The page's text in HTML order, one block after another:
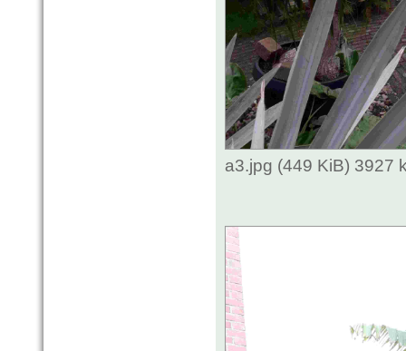
a3.jpg (449 KiB) 3927